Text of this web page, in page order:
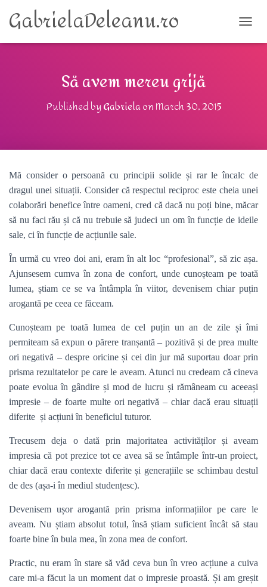
GabrielaDeleanu.ro
Să avem mereu grijă
Published byGabrielaonMarch 30, 2015
Mă consider o persoană cu principii solide și rar le încalc de
dragul unei situații. Consider că respectul reciproc este cheia unei
colaborări benefice între oameni, cred că dacă nu poți bine, măcar
să nu faci rău și că nu trebuie să judeci un om în funcție de ideile
sale, ci în funcție de acțiunile sale.
În urmă cu vreo doi ani, eram în alt loc “profesional”, să zic așa.
Ajunsesem cumva în zona de confort, unde cunoșteam pe toată
lumea, știam ce se va întâmpla în viitor, devenisem chiar puțin
arogantă pe ceea ce făceam.
Cunoșteam pe toată lumea de cel puțin un an de zile și îmi
permiteam să expun o părere tranșantă – pozitivă și de prea multe
ori negativă – despre oricine și cei din jur mă suportau doar prin
prisma rezultatelor pe care le aveam. Atunci nu credeam că cineva
poate evolua în gândire și mod de lucru și rămâneam cu aceeași
impresie – de foarte multe ori negativă – chiar dacă erau situații
diferite și acțiuni în beneficiul tuturor.
Trecusem deja o dată prin majoritatea activităților și aveam
impresia că pot prezice tot ce avea să se întâmple într-un proiect,
chiar dacă erau contexte diferite și generațiile se schimbau destul
de des (așa-i în mediul studențesc).
Devenisem ușor arogantă prin prisma informațiilor pe care le
aveam. Nu știam absolut totul, însă știam suficient încât să stau
foarte bine în bula mea, în zona mea de confort.
Practic, nu eram în stare să văd ceva bun în vreo acțiune a cuiva
care mi-a făcut la un moment dat o impresie proastă. Și am greșit